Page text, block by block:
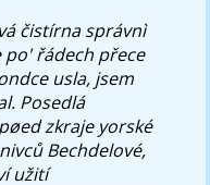
čistírna správnì
po' řádech přece
usla, jsem
Posedlá
zkraje yorské
Bechdelové,
užití